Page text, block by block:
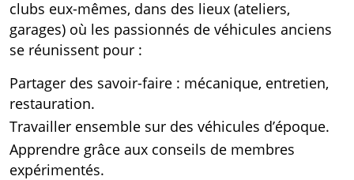
clubs eux-mêmes, dans des lieux (ateliers,
garages) où les passionnés de véhicules anciens
se réunissent pour :
Partager des savoir-faire : mécanique, entretien,
restauration.
Travailler ensemble sur des véhicules d’époque.
Apprendre grâce aux conseils de membres
expérimentés.